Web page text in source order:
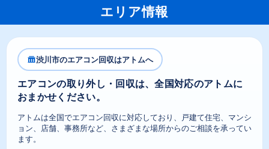
エリア情報
渋川市のエアコン回収はアトムへ
エアコンの取り外し・回収は、全国対応のアトムに
おまかせください。
アトムは全国でエアコン回収に対応しており、戸建て住宅、マンシ
ョン、店舗、事務所など、さまざまな場所からのご相談を承ってい
ます。